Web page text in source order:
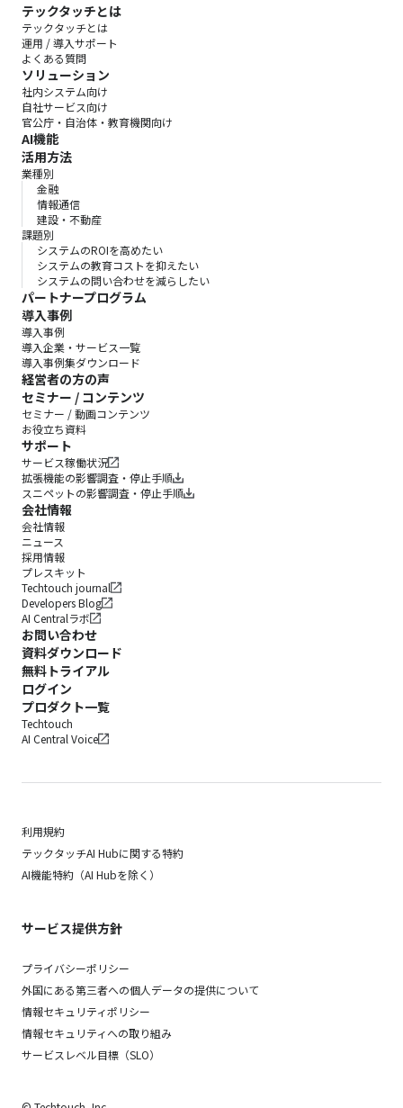
テックタッチとは
テックタッチとは
運用 / 導入サポート
よくある質問
ソリューション
社内システム向け
自社サービス向け
官公庁・自治体・教育機関向け
AI機能
活用方法
業種別
金融
情報通信
建設・不動産
課題別
システムのROIを高めたい
システムの教育コストを抑えたい
システムの問い合わせを減らしたい
パートナープログラム
導入事例
導入事例
導入企業・サービス一覧
導入事例集ダウンロード
経営者の方の声
セミナー / コンテンツ
セミナー / 動画コンテンツ
お役立ち資料
サポート
サービス稼働状況
拡張機能の影響調査・停止手順
スニペットの影響調査・停止手順
会社情報
会社情報
ニュース
採用情報
プレスキット
Techtouch journal
Developers Blog
AI Centralラボ
お問い合わせ
資料ダウンロード
無料トライアル
ログイン
プロダクト一覧
Techtouch
AI Central Voice
利用規約
テックタッチAI Hubに関する特約
AI機能特約（AI Hubを除く）
サービス提供方針
プライバシーポリシー
外国にある第三者への個人データの提供について
情報セキュリティポリシー
情報セキュリティへの取り組み
サービスレベル目標（SLO）